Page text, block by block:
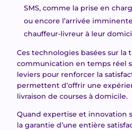
SMS, comme la prise en
ou encore l’arrivée
chauffeur-livreur à leur
Ces technologies baséessur la
communication en temps réel
leviers pour renforcer la
permettent d’offrir une
livraison de courses à domicile.
Quand expertise et innovation
la garantie d’une entière